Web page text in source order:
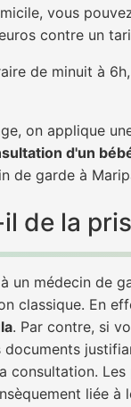
vous
contre un
de minuit à
on applique
d'un
de garde à
de la
un médecin de
classique. En
. Par contre, si
consultation.
liée à